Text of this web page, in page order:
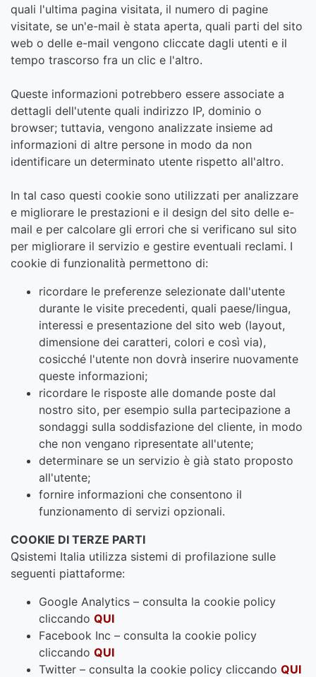
quali l'ultima pagina visitata, il numero di pagine
visitate, se un'e-mail è stata aperta, quali parti del sito
web o delle e-mail vengono cliccate dagli utenti e il
tempo trascorso fra un clic e l'altro.
Queste informazioni potrebbero essere associate a
dettagli dell'utente quali indirizzo IP, dominio o
browser; tuttavia, vengono analizzate insieme ad
informazioni di altre persone in modo da non
identificare un determinato utente rispetto all'altro.
In tal caso questi cookie sono utilizzati per analizzare
e migliorare le prestazioni e il design del sito delle e-
mail e per calcolare gli errori che si verificano sul sito
per migliorare il servizio e gestire eventuali reclami. I
cookie di funzionalità permettono di:
ricordare le preferenze selezionate dall'utente
durante le visite precedenti, quali paese/lingua,
interessi e presentazione del sito web (layout,
dimensione dei caratteri, colori e così via),
cosicché l'utente non dovrà inserire nuovamente
queste informazioni;
ricordare le risposte alle domande poste dal
nostro sito, per esempio sulla partecipazione a
sondaggi sulla soddisfazione del cliente, in modo
che non vengano ripresentate all'utente;
determinare se un servizio è già stato proposto
all'utente;
fornire informazioni che consentono il
funzionamento di servizi opzionali.
COOKIE DI TERZE PARTI
Qsistemi Italia utilizza sistemi di profilazione sulle
seguenti piattaforme:
Google Analytics – consulta la cookie policy
cliccando QUI
Facebook Inc – consulta la cookie policy
cliccando QUI
Twitter – consulta la cookie policy cliccando QUI